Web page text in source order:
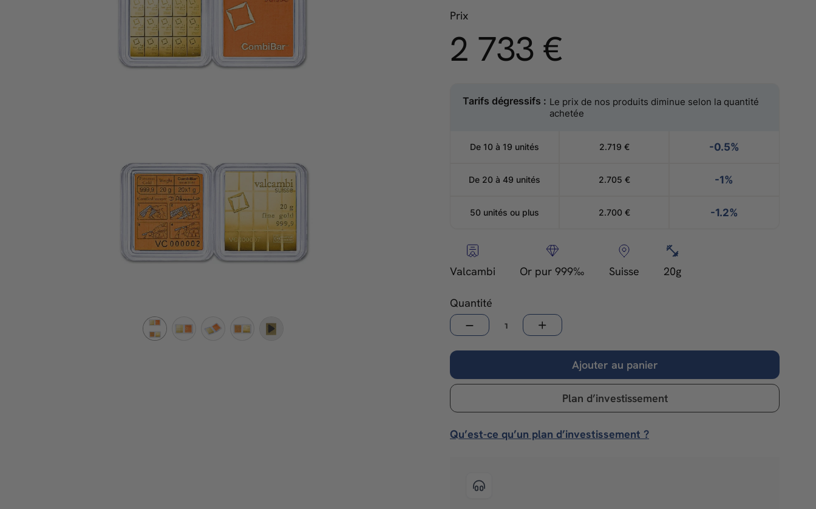
Prix
Prix
régulier
2 733 €2.733,00
€
Tarifs dégressifs : Le prix de nos produits diminue selon la quantité
achetée
De 10 à 19 unités 2.719 € -0.5%
De 20 à 49 unités 2.705 € -1%
50 unités ou plus 2.700 € -1.2%
Valcambi Or pur 999‰ Suisse 20g
Quantité
− +
Ajouter au panier
Plan d’investissement
Qu’est-ce qu’un plan d’investissement ?